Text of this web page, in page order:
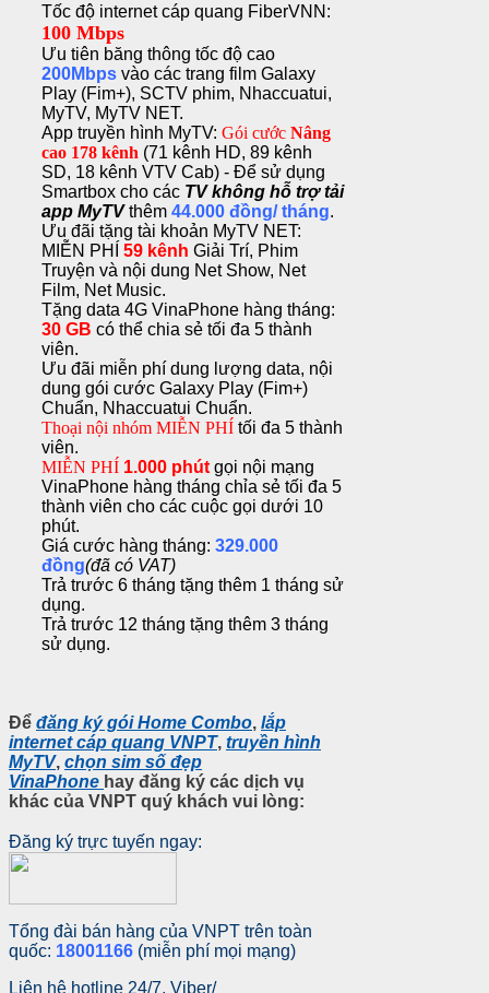
Tốc độ internet cáp quang FiberVNN:
100 Mbps
Ưu tiên băng thông tốc độ cao
200Mbps vào các trang film Galaxy
Play (Fim+), SCTV phim, Nhaccuatui,
MyTV, MyTV NET.
App truyền hình MyTV: Gói cước Nâng
cao 178 kênh (71 kênh HD, 89 kênh
SD, 18 kênh VTV Cab) - Để sử dụng
Smartbox cho các TV không hỗ trợ tải
app MyTVthêm 44.000 đồng/ tháng.
Ưu đãi tặng tài khoản MyTV NET:
MIỄN PHÍ 59 kênh Giải Trí, Phim
Truyện và nội dung Net Show, Net
Film, Net Music.
Tặng data 4G VinaPhone hàng tháng:
30 GB có thể chia sẻ tối đa 5 thành
viên.
Ưu đãi miễn phí dung lượng data, nội
dung gói cước Galaxy Play (Fim+)
Chuẩn, Nhaccuatui Chuẩn.
Thoại nội nhóm MIỄN PHÍ tối đa 5 thành
viên.
MIỄN PHÍ 1.000 phút gọi nội mạng
VinaPhone hàng tháng chỉa sẻ tối đa 5
thành viên cho các cuộc gọi dưới 10
phút.
Giá cước hàng tháng: 329.000
đồng(đã có VAT)
Trả trước 6 tháng tặng thêm 1 tháng sử
dụng.
Trả trước 12 tháng tặng thêm 3 tháng
sử dụng.
Để đăng ký gói Home Combo, lắp
internet cáp quang VNPT, truyền hình
MyTV, chọn sim số đẹp
VinaPhone hay đăng ký các dịch vụ
khác của VNPT quý khách vui lòng:
Đăng ký trực tuyến ngay:
Tổng đài bán hàng của VNPT trên toàn
quốc: 18001166 (miễn phí mọi mạng)
Liên hệ hotline 24/7, Viber/